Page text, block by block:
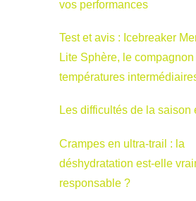
vos performances
Test et avis : Icebreaker
Lite Sphère, le
températures
Les difficultés de la saison
Crampes en ultra-trail : la
déshydratation est-elle
responsable ?